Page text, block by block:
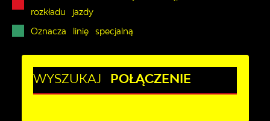
rozkładu jazdy
Oznacza linię specjalną
WYSZUKAJ POŁĄCZENIE